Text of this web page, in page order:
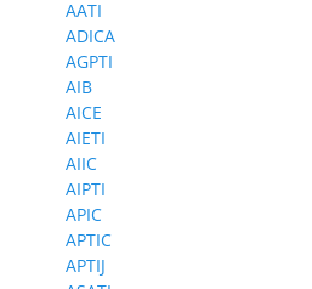
AATI
ADICA
AGPTI
AIB
AICE
AIETI
AIIC
AIPTI
APIC
APTIC
APTIJ